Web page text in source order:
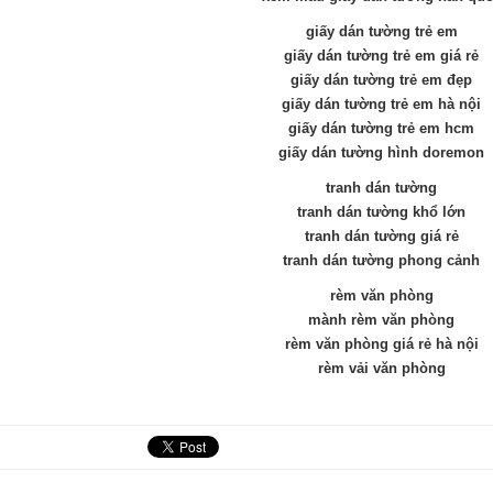
giấy dán tường trẻ em
giấy dán tường trẻ em giá rẻ
giấy dán tường trẻ em đẹp
giấy dán tường trẻ em hà nội
giấy dán tường trẻ em hcm
giấy dán tường hình doremon
tranh dán tường
tranh dán tường khổ lớn
tranh dán tường giá rẻ
tranh dán tường phong cảnh
rèm văn phòng
mành rèm văn phòng
rèm văn phòng giá rẻ hà nội
rèm vải văn phòng